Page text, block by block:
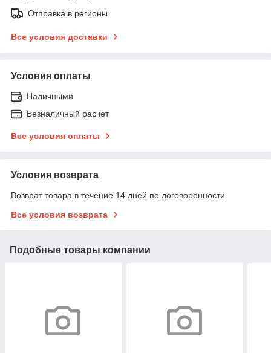
Отправка в регионы
Все условия доставки
Условия оплаты
Наличными
Безналичный расчет
Все условия оплаты
Условия возврата
Возврат товара в течение 14 дней по договоренности
Все условия возврата
Подобные товары компании